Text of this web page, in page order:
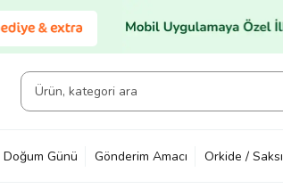
Doğum Günü Gönderim Amacı Orkide /